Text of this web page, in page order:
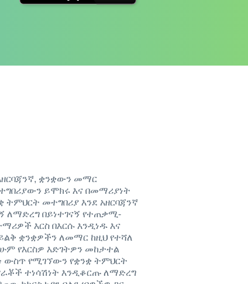
ቋንቋውን መማር
ይሞክሩ እና በመማሪያነት
ትምህርት መተግበሪያ እንደ አዘርባጃንኛ
ለማድረግ በይነተገናኝ የተጠቃሚ-
እርስ በእርሱ እንዲነዱ እና
ቋንቋዎችን ለመማር ከዚህ የተሻለ
የእርስዎ እድገትዎን መከታተል
ውስጥ የሚገኘውን የቋንቋ ትምህርት
ተነሳሽነት እንዲቆርጡ ለማድረግ